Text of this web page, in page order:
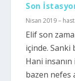
Son
Nisan 2019 –
Elif son
içinde. Sanki
Hani
bazen nefes